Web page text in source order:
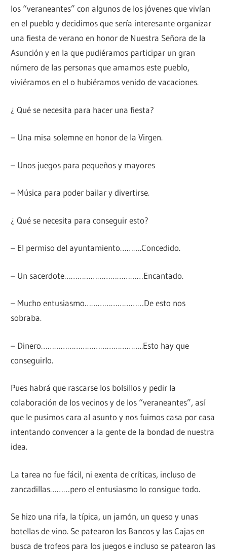
los “veraneantes” con algunos de los jóvenes que vivían
en el pueblo y decidimos que sería interesante organizar
una fiesta de verano en honor de Nuestra Señora de la
Asunción y en la que pudiéramos participar un gran
número de las personas que amamos este pueblo,
viviéramos en el o hubiéramos venido de vacaciones.
¿ Qué se necesita para hacer una fiesta?
– Una misa solemne en honor de la Virgen.
– Unos juegos para pequeños y mayores
– Música para poder bailar y divertirse.
¿ Qué se necesita para conseguir esto?
– El permiso del ayuntamiento……….Concedido.
– Un sacerdote………………………………Encantado.
– Mucho entusiasmo………………………De esto nos
sobraba.
– Dinero………………………………………..Esto hay que
conseguirlo.
Pues habrá que rascarse los bolsillos y pedir la
colaboración de los vecinos y de los “veraneantes”, así
que le pusimos cara al asunto y nos fuimos casa por casa
intentando convencer a la gente de la bondad de nuestra
idea.
La tarea no fue fácil, ni exenta de críticas, incluso de
zancadillas………pero el entusiasmo lo consigue todo.
Se hizo una rifa, la típica, un jamón, un queso y unas
botellas de vino. Se patearon los Bancos y las Cajas en
busca de trofeos para los juegos e incluso se patearon las